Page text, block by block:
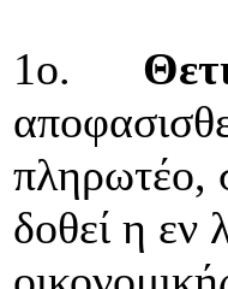
1ο.
πληρωτέο,
δοθεί η εν